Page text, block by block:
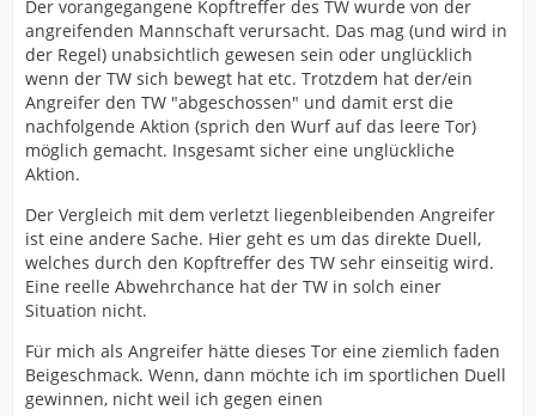
Der vorangegangene Kopftreffer des TW wurde von der
angreifenden Mannschaft verursacht. Das mag (und wird in
der Regel) unabsichtlich gewesen sein oder unglücklich
wenn der TW sich bewegt hat etc. Trotzdem hat der/ein
Angreifer den TW "abgeschossen" und damit erst die
nachfolgende Aktion (sprich den Wurf auf das leere Tor)
möglich gemacht. Insgesamt sicher eine unglückliche
Aktion.
Der Vergleich mit dem verletzt liegenbleibenden Angreifer
ist eine andere Sache. Hier geht es um das direkte Duell,
welches durch den Kopftreffer des TW sehr einseitig wird.
Eine reelle Abwehrchance hat der TW in solch einer
Situation nicht.
Für mich als Angreifer hätte dieses Tor eine ziemlich faden
Beigeschmack. Wenn, dann möchte ich im sportlichen Duell
gewinnen, nicht weil ich gegen einen